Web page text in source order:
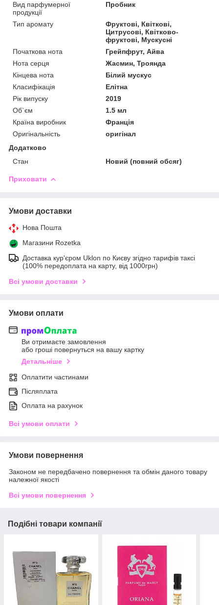
Вид парфумерної
продукції
Пробник
Тип аромату
Фруктові, Квіткові,
Цитрусові, Квітково-
фруктові, Мускусні
Початкова нота
Грейпфрут, Айва
Нота серця
Жасмин, Троянда
Кінцева нота
Білий мускус
Класифікація
Елітна
Рік випуску
2019
Об`єм
1.5 мл
Країна виробник
Франція
Оригінальність
оригінал
Додатково
Стан
Новий (повний обсяг)
Приховати
Умови доставки
Нова Пошта
Магазини Rozetka
Доставка кур'єром Uklon по Києву згідно тарифів таксі
(100% передоплата на карту, від 1000грн)
Всі умови доставки
Умови оплати
Ви отримаєте замовлення
або гроші повернуться на вашу картку
Детальніше
Оплатити частинами
Післяплата
Оплата на рахунок
Всі умови оплати
Умови повернення
Законом не передбачено повернення та обмін даного товару
належної якості
Всі умови повернення
Подібні товари компанії